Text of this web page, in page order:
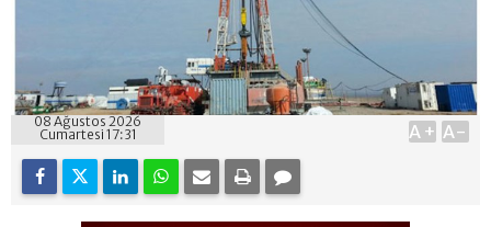
08 Ağustos 2026
Cumartesi 17:31
A+ A-